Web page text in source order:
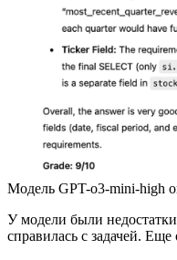
Модель GPT-o3-mini-high
У модели были
справилась с задачей.